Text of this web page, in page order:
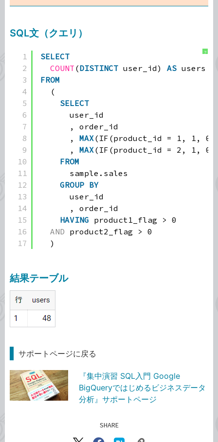
SQL文（クエリ）
?
1
2
3
4
5
6
7
8
9
10
11
12
13
14
15
16
17
SELECT
COUNT (DISTINCT user_id) AS users
FROM
(
SELECT
user_id
, order_id
, MAX(IF(product_id = 1, 1,
, MAX(IF(product_id = 2, 1,
FROM
sample.sales
GROUP BY
user_id
, order_id
HAVING product1_flag > 0
AND product2_flag > 0
)
結果テーブル
サポートページに戻る
『集中演習 SQL入門 Google
BigQueryではじめるビジネスデータ
分析』サポートページ
SHARE